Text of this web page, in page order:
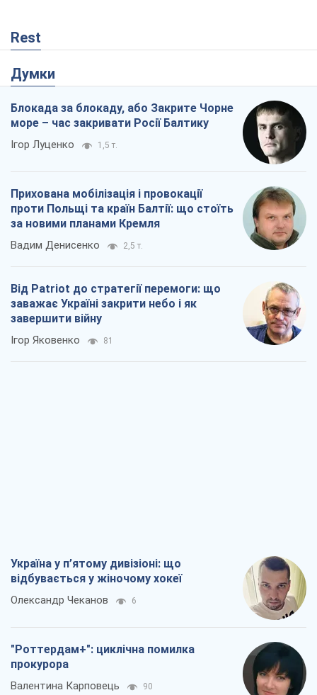
Rest
Думки
Блокада за блокаду, або Закрите Чорне
море – час закривати Росії Балтику
Ігор Луценко 1,5 т.
Прихована мобілізація і провокації
проти Польщі та країн Балтії: що стоїть
за новими планами Кремля
Вадим Денисенко 2,5 т.
Від Patriot до стратегії перемоги: що
заважає Україні закрити небо і як
завершити війну
Ігор Яковенко 81
Україна у п’ятому дивізіоні: що
відбувається у жіночому хокеї
Олександр Чеканов 6
"Роттердам+": циклічна помилка
прокурора
Валентина Карповець 90